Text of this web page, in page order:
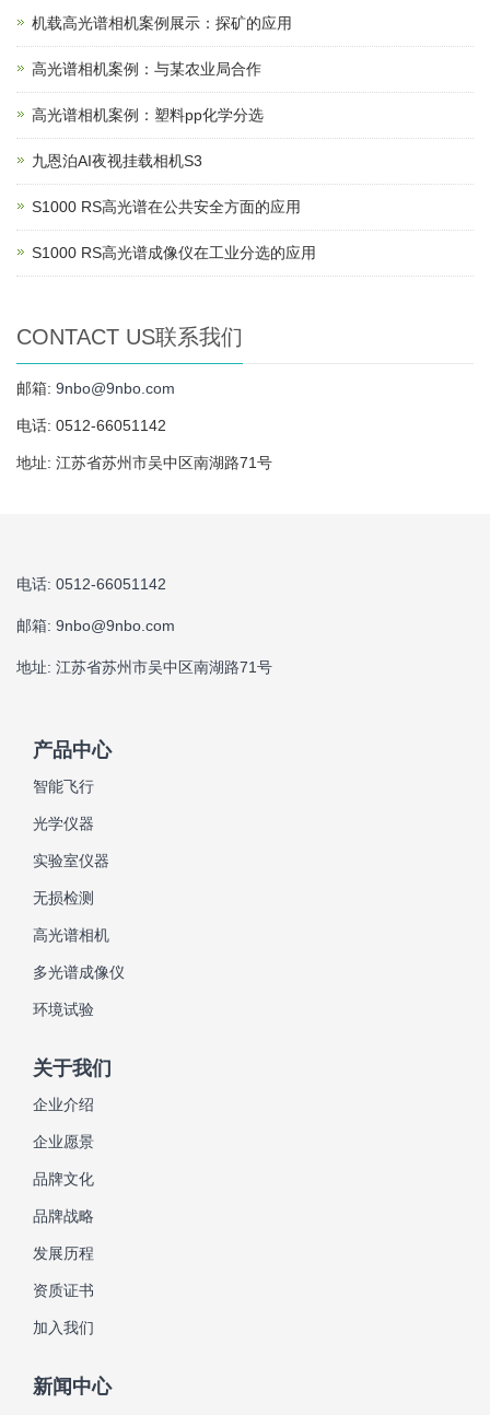
机载高光谱相机案例展示：探矿的应用
高光谱相机案例：与某农业局合作
高光谱相机案例：塑料pp化学分选
九恩泊AI夜视挂载相机S3
S1000 RS高光谱在公共安全方面的应用
S1000 RS高光谱成像仪在工业分选的应用
CONTACT US联系我们
邮箱: 9nbo@9nbo.com
电话: 0512-66051142
地址: 江苏省苏州市吴中区南湖路71号
电话: 0512-66051142
邮箱: 9nbo@9nbo.com
地址: 江苏省苏州市吴中区南湖路71号
产品中心
智能飞行
光学仪器
实验室仪器
无损检测
高光谱相机
多光谱成像仪
环境试验
关于我们
企业介绍
企业愿景
品牌文化
品牌战略
发展历程
资质证书
加入我们
新闻中心